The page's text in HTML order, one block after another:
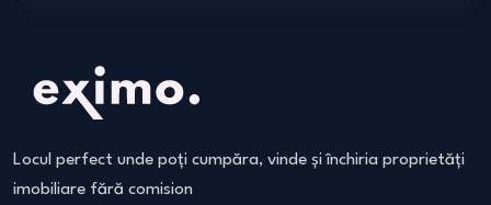
Locul perfect unde poți cumpăra, vinde și închiria proprietăți
imobiliare fără comision